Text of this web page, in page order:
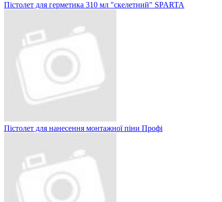
Пістолет для герметика 310 мл "скелетний" SPARTA
Пістолет для нанесення монтажної піни Профі